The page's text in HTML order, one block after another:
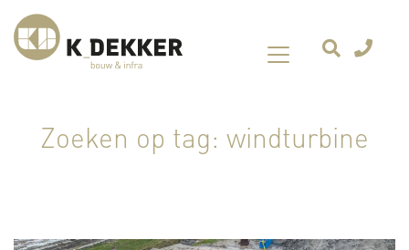
Zoeken op tag: windturbine